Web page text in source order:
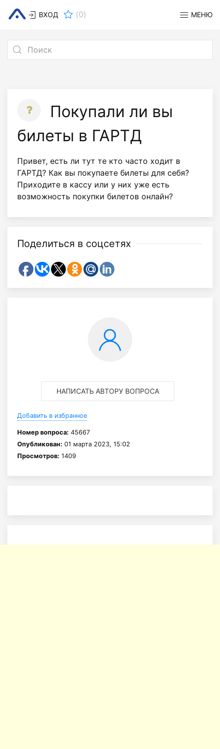
ВХОД (0) МЕНЮ
Покупали ли вы
билеты в ГАРТД
Привет, есть ли тут те кто часто ходит в
ГАРТД? Как вы покупаете билеты для себя?
Приходите в кассу или у них уже есть
возможность покупки билетов онлайн?
Поделиться в соцсетях
НАПИСАТЬ АВТОРУ ВОПРОСА
Добавить в избранное
Номер вопроса: 45667
Опубликован: 01 марта 2023, 15:02
Просмотров: 1409